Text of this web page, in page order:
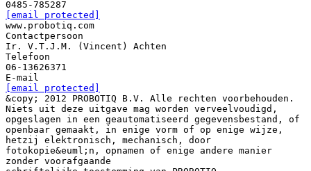
[email protected]
www.probotiq.com
Contactpersoon
Ir. V.T.J.M. (Vincent) Achten
Telefoon
06-13626371
[email protected]